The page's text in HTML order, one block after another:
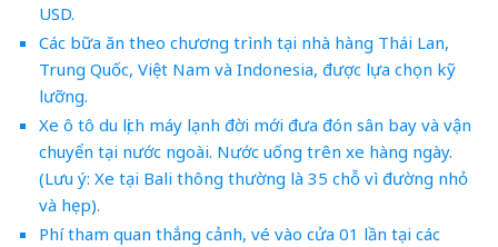
USD.
Các bữa ăn theo chương trình tại nhà hàng Thái Lan,
Trung Quốc, Việt Nam và Indonesia, được lựa chọn kỹ
lưỡng.
Xe ô tô du lịch máy lạnh đời mới đưa đón sân bay và vận
chuyển tại nước ngoài. Nước uống trên xe hàng ngày.
(Lưu ý: Xe tại Bali thông thường là 35 chỗ vì đường nhỏ
và hẹp).
Phí tham quan thắng cảnh, vé vào cửa 01 lần tại các